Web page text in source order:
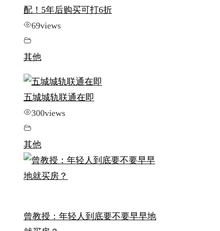
配！5年后购买可打6折
69views
其他
五城城轨联通在即
300views
其他
曾教授：年轻人到底要不要早早地